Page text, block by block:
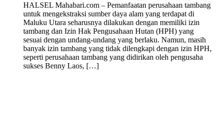
HALSEL Mahabari.com – Pemanfaatan perusahaan tambang
untuk mengekstraksi sumber daya alam yang terdapat di
Maluku Utara seharusnya dilakukan dengan memiliki izin
tambang dan Izin Hak Pengusahaan Hutan (HPH) yang
sesuai dengan undang-undang yang berlaku. Namun, masih
banyak izin tambang yang tidak dilengkapi dengan izin HPH,
seperti perusahaan tambang yang didirikan oleh pengusaha
sukses Benny Laos, […]